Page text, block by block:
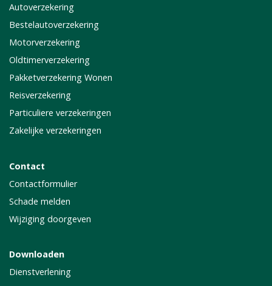
Autoverzekering
Bestelautoverzekering
Motorverzekering
Oldtimerverzekering
Pakketverzekering Wonen
Reisverzekering
Particuliere verzekeringen
Zakelijke verzekeringen
Contact
Contactformulier
Schade melden
Wijziging doorgeven
Downloaden
Dienstverlening